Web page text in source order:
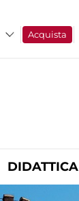
Acquista
DIDATTICA